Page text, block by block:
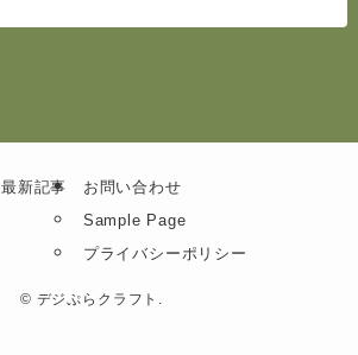
最新記事
お問い合わせ
Sample Page
プライバシーポリシー
© デジぷらクラフト.